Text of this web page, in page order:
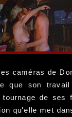
caméras de
que son
de ses
qu'elle met